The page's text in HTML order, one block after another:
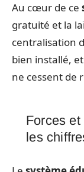
Au cœur de ce
gratuité et la
centralisation
bien installé,
ne cessent de
Forces
les